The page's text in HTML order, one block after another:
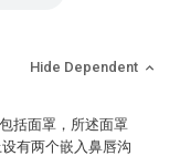
Hide Dependent
括面罩，所述面罩
有两个嵌入鼻唇沟